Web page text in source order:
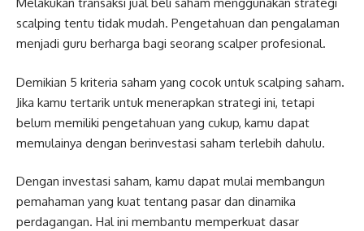
scalping tentu tidak mudah. Pengetahuan dan pengalaman
menjadi guru berharga bagi seorang scalper profesional.
Demikian 5 kriteria saham yang cocok untuk scalping saham.
Jika kamu tertarik untuk menerapkan strategi ini, tetapi
belum memiliki pengetahuan yang cukup, kamu dapat
memulainya dengan berinvestasi saham terlebih dahulu.
Dengan investasi saham, kamu dapat mulai membangun
pemahaman yang kuat tentang pasar dan dinamika
perdagangan. Hal ini membantu memperkuat dasar